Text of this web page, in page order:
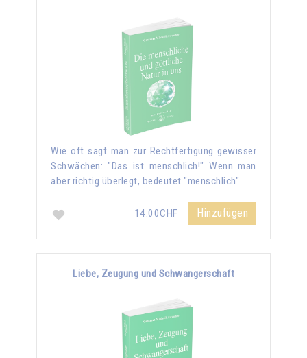
Wie oft sagt man zur Rechtfertigung gewisser
Schwächen: "Das ist menschlich!" Wenn man
aber richtig überlegt, bedeutet "menschlich" …
14.00CHF Hinzufügen
Liebe, Zeugung und Schwangerschaft